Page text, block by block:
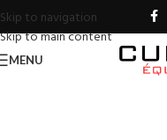
Skip to navigation
Skip to main content
MENU